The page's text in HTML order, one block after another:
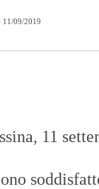
11/09/2019
11